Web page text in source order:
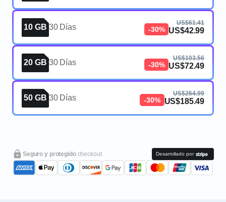
10 GB 30 Días -30%
US$61.41
US$42.99
20 GB 30 Días -30%
US$103.56
US$72.49
50 GB 30 Días -30%
US$264.99
US$185.49
Seguro y protegido checkout Desarrollado por